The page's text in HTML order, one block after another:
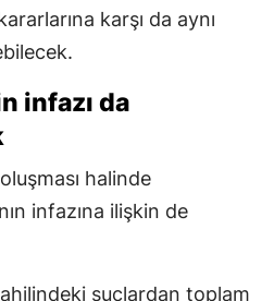
karşı da aynı
infazı da
halinde
infazına ilişkin de
suçlardan toplam